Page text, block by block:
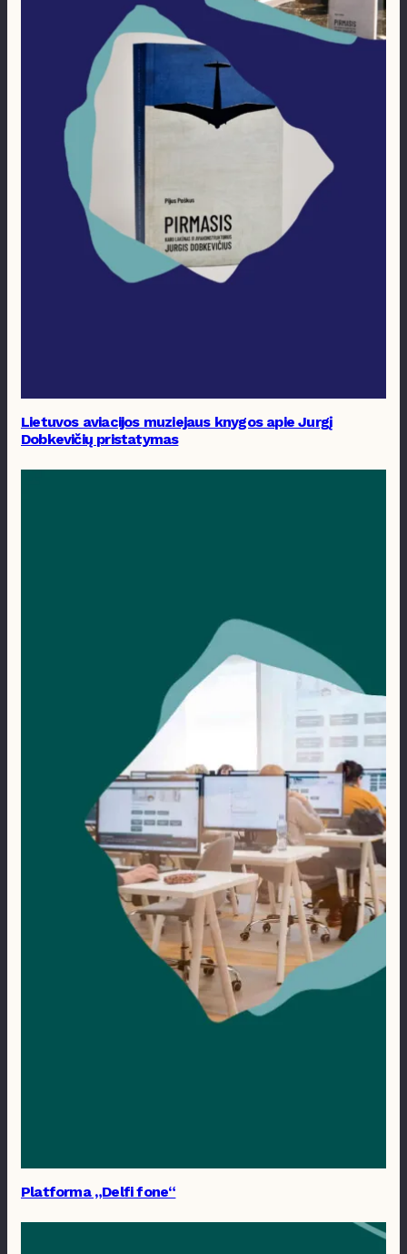
Lietuvos aviacijos muziejaus knygos apie Jurgį
Dobkevičių pristatymas
Platforma „Delfi fone“